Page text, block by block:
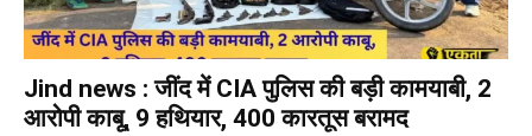
Jind news : जींद में CIA पुलिस की बड़ी कामयाबी, 2
आरोपी काबू, 9 हथियार, 400 कारतूस बरामद